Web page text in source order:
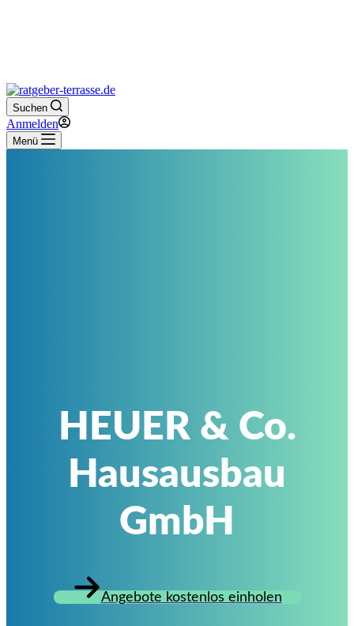
Suchen
Anmelden
Menü
HEUER & Co.
Hausausbau
GmbH
Angebote kostenlos einholen